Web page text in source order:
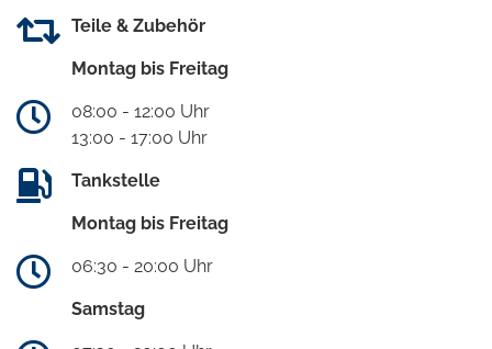
Teile & Zubehör
Montag bis Freitag
08:00 - 12:00 Uhr
13:00 - 17:00 Uhr
Tankstelle
Montag bis Freitag
06:30 - 20:00 Uhr
Samstag